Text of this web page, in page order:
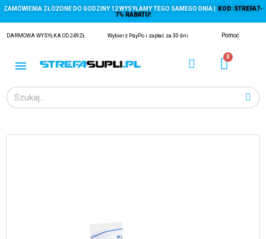
ZAMÓWIENIA ZŁOŻONE DO GODZINY 12 WYSYŁAMY TEGO SAMEGO DNIA |
KOD: STREFA7-
7% RABATU!
DARMOWA WYSYŁKA OD 249ZŁ Wybierz PayPo i zapłać za 30 dni Pomoc